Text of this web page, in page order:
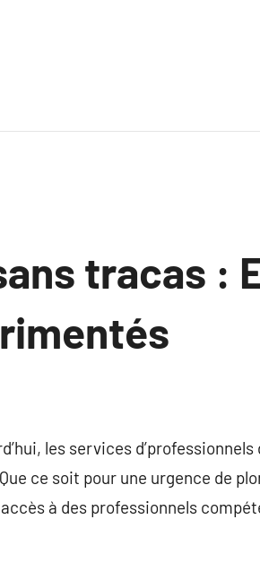
tracas :
les services
ce soit pour une urgence de
à des professionnels